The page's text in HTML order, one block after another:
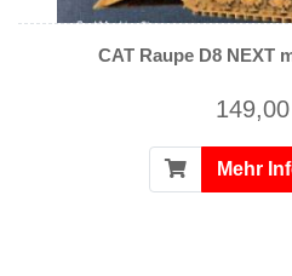
CAT Raupe D8 NEXT
Mehr